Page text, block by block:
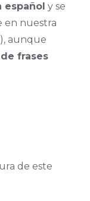
español y se
en nuestra
aunque
frases
de este